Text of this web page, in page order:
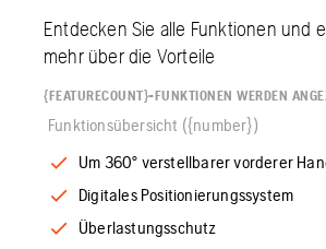
Entdecken Sie alle Funktionen und
mehr über die Vorteile
{FEATURECOUNT}-FUNKTIONEN WERDEN
Funktionsübersicht ({number})
Um 360° verstellbarer vorderer
Digitales Positionierungssystem
Überlastungsschutz